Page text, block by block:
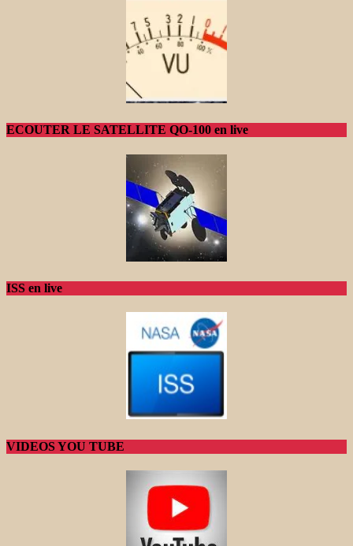
ECOUTER LE SATELLITE QO-100 en live
ISS en live
VIDEOS YOU TUBE